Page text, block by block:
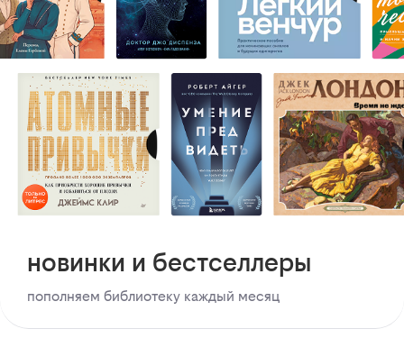
новинки и бестселлеры
пополняем библиотеку каждый месяц